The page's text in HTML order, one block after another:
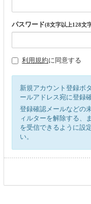
パスワード(8文字以上128文
利用規約に同意する
新規アカウント登録ボ
ールアドレス宛に登録
登録確認メールなどの
ィルターを解除する、
を受信できるように設
い。